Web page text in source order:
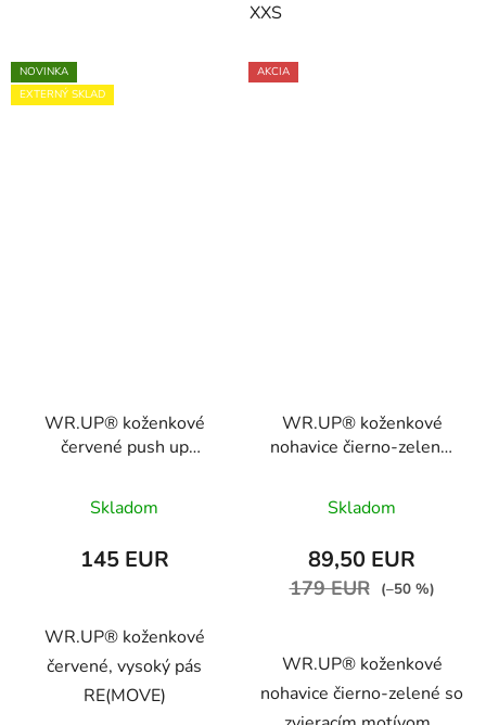
XXS
NOVINKA
EXTERNÝ SKLAD
WR.UP® koženkové
červené push up
RE(MOVE)
WRUP1HC006PREC,
Skladom
145 EUR
WR.UP® koženkové
červené, vysoký pás
RE(MOVE)
AKCIA
WR.UP® koženkové
nohavice čierno-zelené,
pás RE(MOVE),
WRUP31HF308,
Skladom
89,50 EUR
179 EUR (–50 %)
WR.UP® koženkové
nohavice čierno-zelené so